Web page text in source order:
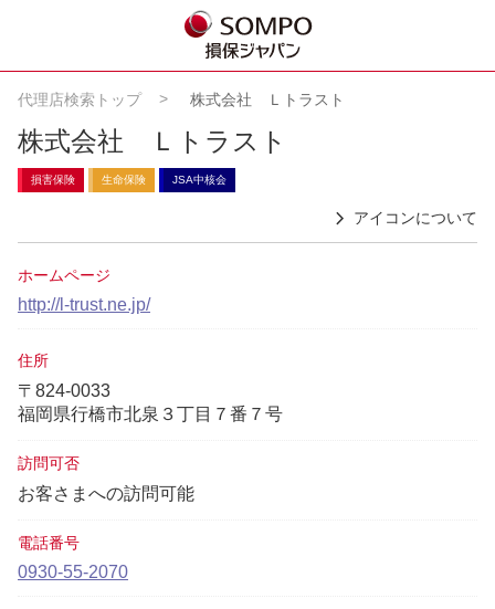
代理店検索トップ 株式会社 Ｌトラスト
株式会社 Ｌトラスト
損害保険 生命保険 JSA中核会
アイコンについて
ホームページ
http://l-trust.ne.jp/
住所
〒824-0033
福岡県行橋市北泉３丁目７番７号
訪問可否
お客さまへの訪問可能
電話番号
0930-55-2070